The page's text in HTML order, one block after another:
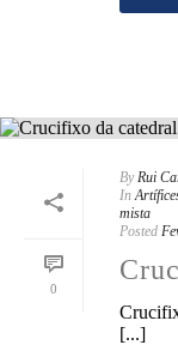
0
By Rui
In
mista
Posted
[...]